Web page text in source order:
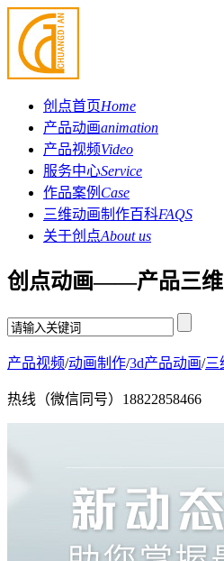
创点首页Home
产品动画animation
产品视频Video
服务中心Service
作品案例 Case
三维动画制作百科FAQS
关于创点About us
创点动画——产品三维
产品视频/动画制作/3d产品动画/三
热线（微信同号） 18822858466